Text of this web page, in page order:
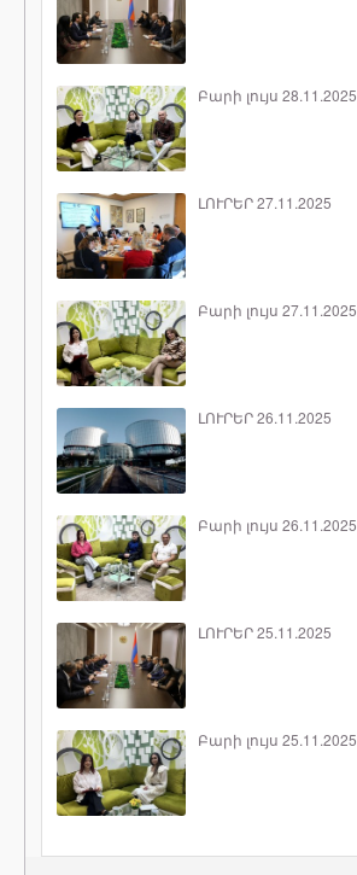
Բարի լույս 28.11.2025
ԼՈՒՐԵՐ 27.11.2025
Բարի լույս 27.11.2025
ԼՈՒՐԵՐ 26.11.2025
Բարի լույս 26.11.2025
ԼՈՒՐԵՐ 25.11.2025
Բարի լույս 25.11.2025